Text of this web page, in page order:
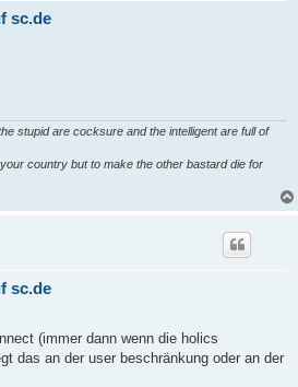
sc.de
stupid are cocksure and the intelligent are full of
country but to make the other bastard die for
sc.de
(immer dann wenn die holics
das an der user beschränkung oder an der